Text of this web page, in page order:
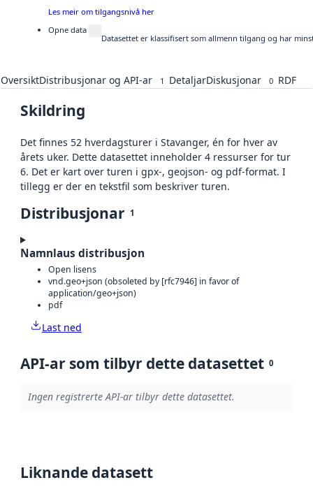
Les meir om tilgangsnivå her
Opne data
Datasettet er klassifisert som allmenn tilgang og har
OversiktDistribusjonar og API-ar 1 DetaljarDiskusjonar 0 RDF
Skildring
Det finnes 52 hverdagsturer i Stavanger, én for hver av
årets uker. Dette datasettet inneholder 4 ressurser for tur
6. Det er kart over turen i gpx-, geojson- og pdf-format. I
tillegg er der en tekstfil som beskriver turen.
Distribusjonar 1
Namnlaus distribusjon
Open lisens
vnd.geo+json (obsoleted by [rfc7946] in favor of
application/geo+json)
pdf
Last ned
API-ar som tilbyr dette datasettet 0
Ingen registrerte API-ar tilbyr dette datasettet.
Liknande datasett